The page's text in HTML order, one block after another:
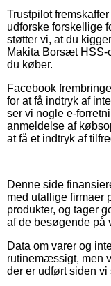
Trustpilot
udforske forskellige
støtter vi, at du
Makita Borsæt HSS-
du køber.
Facebook
for at få indtryk af
ser vi nogle e-
anmeldelse af
at få et indtryk af
Denne side
med utallige firmaer
produkter, og tager
af de besøgende på
Data om varer og
rutinemæssigt, men
der er udført siden